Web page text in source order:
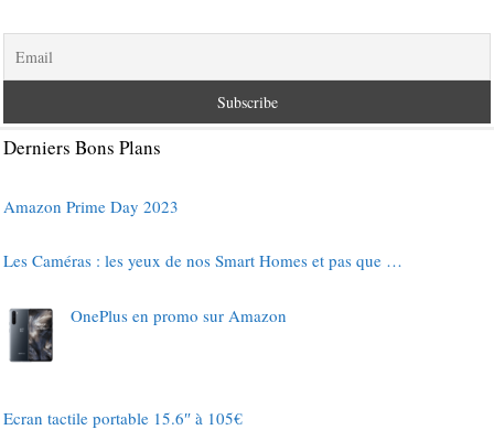
Derniers Bons Plans
Amazon Prime Day 2023
Les Caméras : les yeux de nos Smart Homes et pas que …
OnePlus en promo sur Amazon
Ecran tactile portable 15.6″ à 105€